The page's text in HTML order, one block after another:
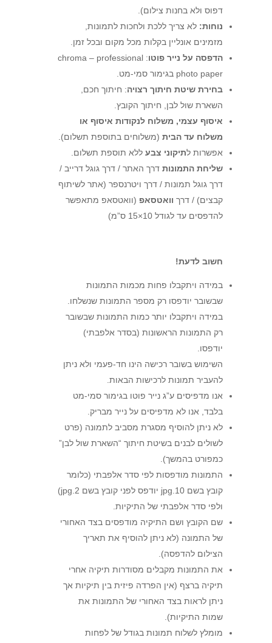
דפוס ולא בחנות צילום).
נוחות: לא צריך ללכת ולחכות לתמונות,
מזמינים אונליין בקלות מכל מקום ובכל זמן.
הדפסה על נייר פוטו : chroma – professional
photo paper בגימור סמי-מט.
בחירת שיטת חיתוך רצויה: חיתוך חכם,
השארת שול לבן, חיתוך הקובץ.
איסוף עצמי, משלוח לנקודות איסוף או
משלוח עד הבית(משלוחים בתוספת תשלום).
אפשרות לתיקוני צבעללא תוספת תשלום.
שליחת התמונותדרך האתר / דרך גוגל דרייב /
דרך גוגל תמונות / דרך ויטרנספר (אתר לשיתוף
קבצים) / דרך וואטסאפ (וואטסאפ מתאפשר
להדפסים עד לגודל 10×15 ס”מ)
חשוב לדעת!
במידה ויתקבלו פחות מכמות התמונות
שבשובר יודפסו רק מספר התמונות שנשלחו.
במידה ויתקבלו יותר כמות התמונות שבשובר
רק התמונות הראשונות (בסדר אלפבתי)
יודפסו.
השימוש בשובר רכישה הינו חד-פעמי ולא ניתן
להעביר תמונות לרכישות הבאות.
אנו מדפיסים ע”ג נייר פוטו בגימור סמי-מט
בלבד, אנו לא מדפיסים על נייר מבריק.
לא ניתן להוסיף מסגרת מסביב לתמונה (פרט
לשולים לבנים בשיטת חיתוך “השארת שול לבן”
כמפורט בהמשך).
התמונות מודפסות לפי סדר אלפבתי (כלומר
קובץ בשם 10.jpg יודפס לפני קובץ בשם 2.jpg)
ולפי סדר אלפבתי של התיקיות.
שם הקובץ ושם התיקיה מודפסים בצד האחורי
של התמונה (לא ניתן להוסיף את תאריך
הצילום להדפסה).
את התמונות מקבלים מסודרות תיקיה אחרי
תיקיה ברצף (אין הפרדה פיזית בין תיקיות אך
ניתן לראות בצד האחורי של התמונות את
שמות התיקיות).
מומלץ לשלוח תמונות בגודל של לפחות